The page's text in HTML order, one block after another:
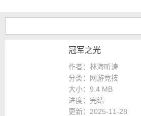
冠军之光
作者：林海听涛
分类：网游竞技
大小： 9.4 MB
进度： 完结
更新：2025-11-28